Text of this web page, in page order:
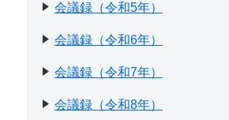
会議録（令和5年）
会議録（令和6年）
会議録（令和7年）
会議録（令和8年）